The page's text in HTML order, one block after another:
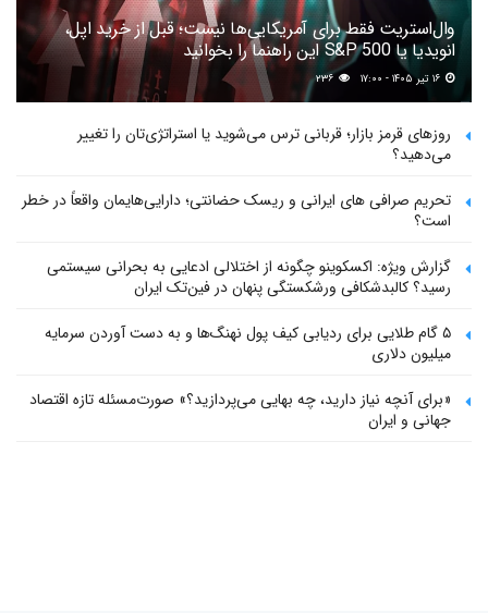
وال‌استریت فقط برای آمریکایی‌ها نیست؛ قبل از خرید اپل،
انویدیا یا S&P 500 این راهنما را بخوانید
۲۳۶
روزهای قرمز بازار؛ قربانی ترس می‌شوید یا استراتژی‌تان را تغییر
می‌دهید؟
تحریم صرافی های ایرانی و ریسک حضانتی؛ دارایی‌هایمان واقعاً در خطر
است؟
گزارش ویژه: اکسکوینو چگونه از اختلالی ادعایی به بحرانی سیستمی
رسید؟ کالبدشکافی ورشکستگی پنهان در فین‌تک ایران
۵ گام طلایی برای ردیابی کیف پول‌ نهنگ‌ها و به دست آوردن سرمایه
میلیون دلاری
«برای آنچه نیاز دارید، چه بهایی می‌پردازید؟» صورت‌مسئله تازه اقتصاد
جهانی و ایران